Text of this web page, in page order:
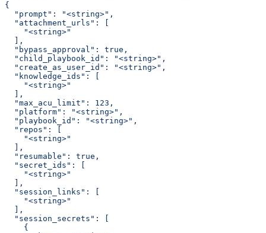
{
  "prompt": "<string>",
  "attachment_urls": [
    "<string>"
  ],
  "bypass_approval": true,
  "child_playbook_id": "<string>",
  "create_as_user_id": "<string>",
  "knowledge_ids": [
    "<string>"
  ],
  "max_acu_limit": 123,
  "platform": "<string>",
  "playbook_id": "<string>",
  "repos": [
    "<string>"
  ],
  "resumable": true,
  "secret_ids": [
    "<string>"
  ],
  "session_links": [
    "<string>"
  ],
  "session_secrets": [
    {